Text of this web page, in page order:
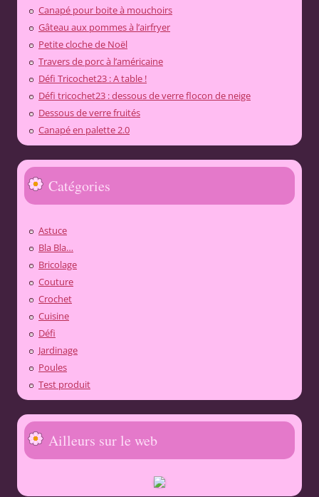
Canapé pour boite à mouchoirs
Gâteau aux pommes à l’airfryer
Petite cloche de Noël
Travers de porc à l’américaine
Défi Tricochet23 : A table !
Défi tricochet23 : dessous de verre flocon de neige
Dessous de verre fruités
Canapé en palette 2.0
Catégories
Astuce
Bla Bla…
Bricolage
Couture
Crochet
Cuisine
Défi
Jardinage
Poules
Test produit
Ailleurs sur le web